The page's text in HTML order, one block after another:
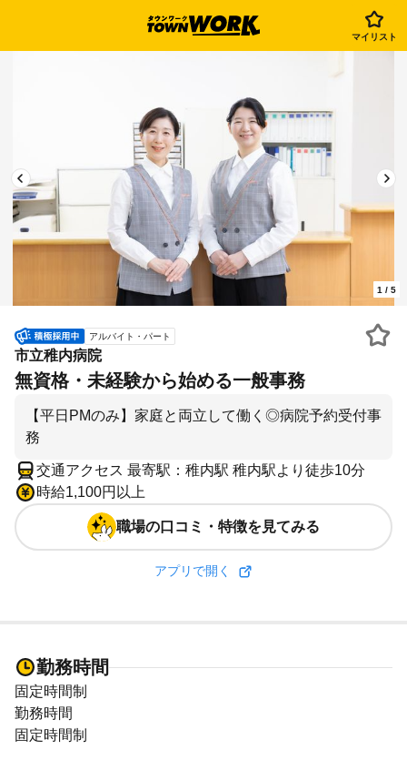
マイリスト
1 / 5
アルバイト・パート
市立稚内病院
無資格・未経験から始める一般事務
【平日PMのみ】家庭と両立して働く◎病院予約受付事
務
交通アクセス 最寄駅：稚内駅 稚内駅より徒歩10分
時給1,100円以上
職場の口コミ・特徴を見てみる
アプリで開く
勤務時間
固定時間制
勤務時間
固定時間制